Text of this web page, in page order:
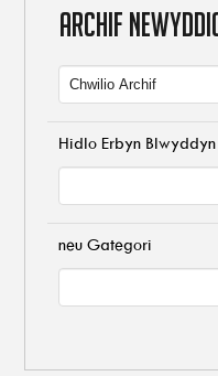
ARCHIF
Hidlo Erbyn Blwyddyn
neu Gategori